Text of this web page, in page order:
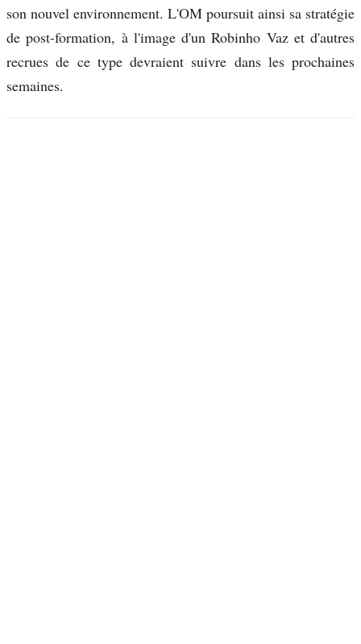
son nouvel environnement. L'OM poursuit ainsi sa stratégie
de post-formation, à l'image d'un Robinho Vaz et d'autres
recrues de ce type devraient suivre dans les prochaines
semaines.